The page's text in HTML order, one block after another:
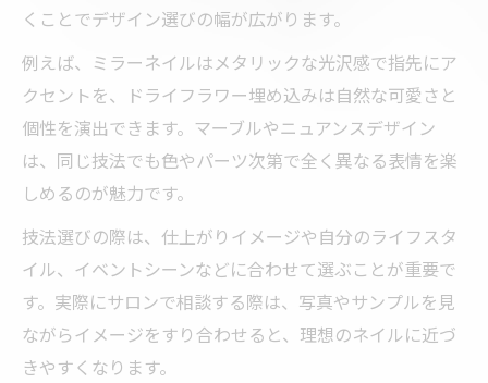
くことでデザイン選びの幅が広がります。
例えば、ミラーネイルはメタリックな光沢感で指先にア
クセントを、ドライフラワー埋め込みは自然な可愛さと
個性を演出できます。マーブルやニュアンスデザイン
は、同じ技法でも色やパーツ次第で全く異なる表情を楽
しめるのが魅力です。
技法選びの際は、仕上がりイメージや自分のライフスタ
イル、イベントシーンなどに合わせて選ぶことが重要で
す。実際にサロンで相談する際は、写真やサンプルを見
ながらイメージをすり合わせると、理想のネイルに近づ
きやすくなります。